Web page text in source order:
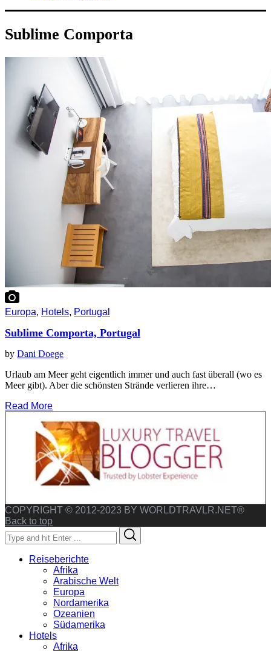
Sublime Comporta
Europa, Hotels, Portugal
Sublime Comporta, Portugal
by Dani Doege
Urlaub am Meer geht eigentlich immer und auch fast überall (wo es
Meer gibt). Aber die schönsten Strände verlieren ihre…
Read More
COPYRIGHT © 2012-2023 BY WORLDTRAVLR.NET®
Back to top
Search
for:
Reiseberichte
Afrika
Arabische Welt
Europa
Nordamerika
Ozeanien
Südamerika
Hotels
Afrika